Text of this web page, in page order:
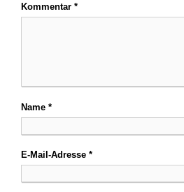
Kommentar *
Name *
E-Mail-Adresse *